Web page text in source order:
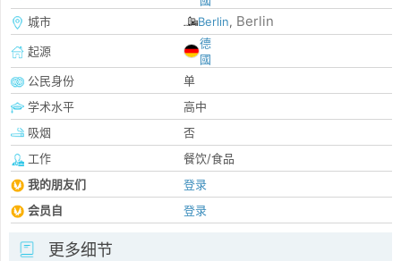
城市
Berlin, Berlin
起源
德
國
公民身份
单
学术水平
高中
吸烟
否
工作
餐饮/食品
我的朋友们
登录
会员自
登录
更多细节